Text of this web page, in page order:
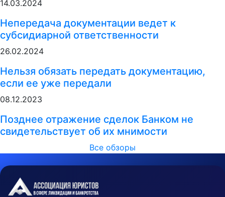
14.03.2024
Непередача документации ведет к
субсидиарной ответственности
26.02.2024
Нельзя обязать передать документацию,
если ее уже передали
08.12.2023
Позднее отражение сделок Банком не
свидетельствует об их мнимости
Все обзоры